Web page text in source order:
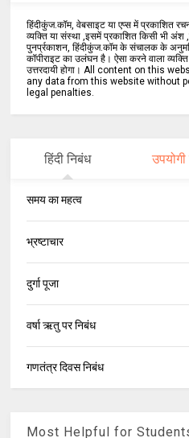
हिंदीकुंज.कॉम, वेबसाइट या एप्स में प्रकाशित
व्यक्ति या संस्था ,इसमें प्रकाशित किसी भी
पुनर्प्रकाशन, हिंदीकुंज.कॉम के संचालक के
कॉपीराइट का उलंघन है। ऐसा करने वाला
उत्तरदायी होगा। All content on this
any data from this website without
legal penalties.
हिंदी निबंध
समय का महत्व
भ्रष्टाचार
दुर्गा पूजा
वर्षा ऋतु पर निबंध
गणतंत्र दिवस निबंध
Most Helpful for